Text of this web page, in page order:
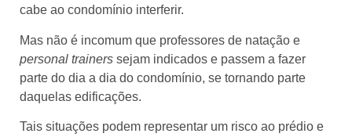
cabe ao condomínio interferir.
Mas não é incomum que professores de natação e
personal trainers sejam indicados e passem a fazer
parte do dia a dia do condomínio, se tornando parte
daquelas edificações.
Tais situações podem representar um risco ao prédio e